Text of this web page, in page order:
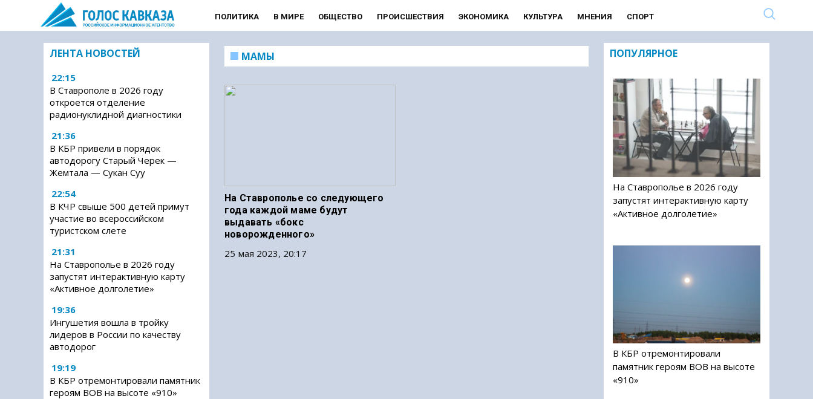
ПОЛИТИКА В МИРЕ ОБЩЕСТВО ПРОИСШЕСТВИЯ ЭКОНОМИКА КУЛЬТУРА МНЕНИЯ СПОРТ
ЛЕНТА НОВОСТЕЙ
22:15
В Ставрополе в 2026 году
откроется отделение
радионуклидной диагностики
21:36
В КБР привели в порядок
автодорогу Старый Черек —
Жемтала — Сукан Суу
22:54
В КЧР свыше 500 детей примут
участие во всероссийском
туристском слете
21:31
На Ставрополье в 2026 году
запустят интерактивную карту
«Активное долголетие»
19:36
Ингушетия вошла в тройку
лидеров в России по качеству
автодорог
19:19
В КБР отремонтировали памятник
героям ВОВ на высоте «910»
МАМЫ
На Ставрополье со следующего
года каждой маме будут
выдавать «бокс
новорожденного»
25 мая 2023, 20:17
ПОПУЛЯРНОЕ
На Ставрополье в 2026 году
запустят интерактивную карту
«Активное долголетие»
В КБР отремонтировали
памятник героям ВОВ на высоте
«910»